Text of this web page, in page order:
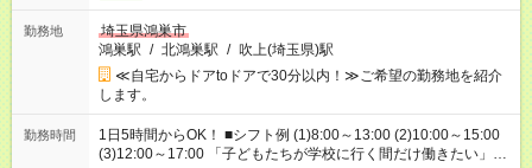
勤務地
埼玉県鴻巣市
鴻巣駅 / 北鴻巣駅 / 吹上(埼玉県)駅
≪自宅からドアtoドアで30分以内！≫ご希望の勤務地を紹介
します。
勤務時間
1日5時間からOK！ ■シフト例 (1)8:00～13:00 (2)10:00～15:00
(3)12:00～17:00 「子どもたちが学校に行く間だけ働きたい」